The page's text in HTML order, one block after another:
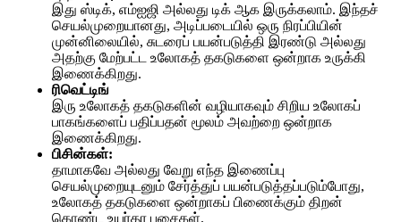
இது ஸ்டிக், எம்ஐஜி அல்லது டிக் ஆக இருக்கலாம். இந்தச்
செயல்முறையானது, அடிப்படையில் ஒரு நிரப்பியின்
முன்னிலையில், சுடரைப் பயன்படுத்தி இரண்டு அல்லது
அதற்கு மேற்பட்ட உலோகத் தகடுகளை ஒன்றாக உருக்கி
இணைக்கிறது.
ரிவெட்டிங்
இரு உலோகத் தகடுகளின் வழியாகவும் சிறிய உலோகப்
பாகங்களைப் பதிப்பதன் மூலம் அவற்றை ஒன்றாக
இணைக்கிறது.
பிசின்கள்:
தாமாகவே அல்லது வேறு எந்த இணைப்பு
செயல்முறையுடனும் சேர்த்துப் பயன்படுத்தப்படும்போது, ​​
உலோகத் தகடுகளை ஒன்றாகப் பிணைக்கும் திறன்
கொண்ட உயர்தர பசைகள்.